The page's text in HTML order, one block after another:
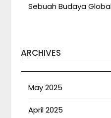
Sebuah Budaya
ARCHIVES
May 2025
April 2025